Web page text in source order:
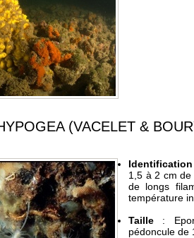
(VACELET &
Identification
1,5 à 2 cm
de longs
température
Taille :
pédoncule de